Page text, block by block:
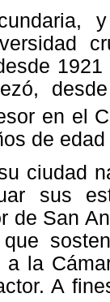
en el
de
ciudad
sus
de San
que
a la
A